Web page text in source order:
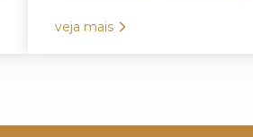
veja mais